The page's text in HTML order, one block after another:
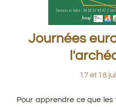
Journées
17 et 18
Pour apprendre ce que les